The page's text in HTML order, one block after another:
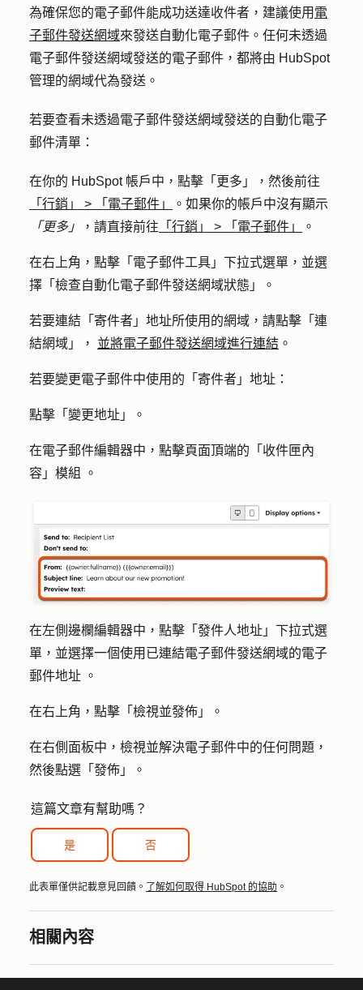
為確保您的電子郵件能成功送達收件者，建議使用 電
子郵件發送網域來發送自動化電子郵件。任何未透過
電子郵件發送網域發送的電子郵件，都將由 HubSpot
管理的網域代為發送。
若要查看未透過電子郵件發送網域發送的自動化電子
郵件清單：
在你的 HubSpot 帳戶中，點擊 「更多」
，然後前往
「行銷」
> 「電子郵件」
。如果你的帳戶中沒有顯示
「更多」
，請直接前往 「行銷」 > 「電子郵件」 。
在右上角，點擊「 電子郵件工具 」下拉式選單，並選
擇 「檢查自動化電子郵件發送網域狀態」 。
若要連結「寄件者」地址所使用的網域，請點擊 「連
結網域」， 並將電子郵件發送網域進行連結 。
若要變更電子郵件中使用的「寄件者」地址：
點擊「 變更地址 」。
在電子郵件編輯器中，點擊頁面頂端的「收件匣內
容」模組
。
在左側邊欄編輯器中，點擊「 發件人地址 」下拉式選
單，並選擇一個使用已連結電子郵件發送網域的電子
郵件地址 。
在右上角，點擊「 檢視並發佈 」。
在右側面板中，檢視並解決電子郵件中的任何問題，
然後點選「 發佈 」。
這篇文章有幫助嗎？
是 否
此表單僅供記載意見回饋。 了解如何取得 HubSpot 的協助 。
相關內容